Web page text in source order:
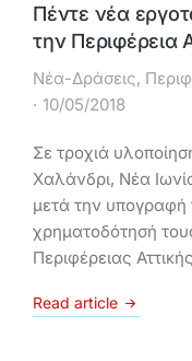
Πέντε νέα
την Περιφέρεια
Νέα-Δράσεις,
10/05/2018
Σε τροχιά
Χαλάνδρι, Νέα
μετά την
χρηματοδότησή
Περιφέρειας
Read article